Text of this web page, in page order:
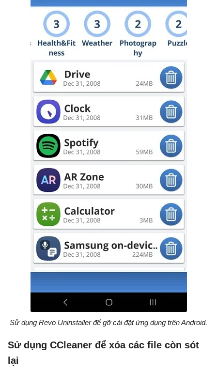
Sử dụng Revo Uninstaller để gỡ cài đặt ứng dụng trên Android.
Sử dụng CCleaner để xóa các file còn sót
lại